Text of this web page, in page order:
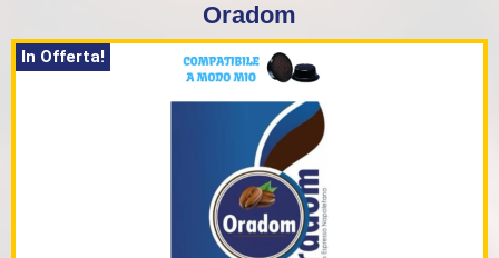
Oradom
In Offerta!